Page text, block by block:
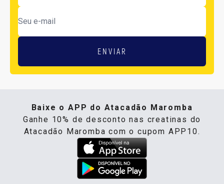
ENVIAR
Baixe o APP do Atacadão Maromba
Ganhe 10% de desconto nas creatinas do
Atacadão Maromba com o cupom APP10.